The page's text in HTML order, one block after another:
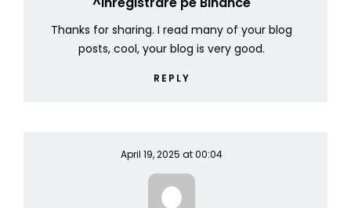
Thanks for sharing. I read many of your blog
posts, cool, your blog is very good.
REPLY
April 19, 2025 at 00:04